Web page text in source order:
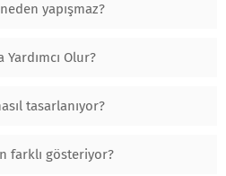
yapışmaz?
Yardımcı Olur?
tasarlanıyor?
farklı gösteriyor?